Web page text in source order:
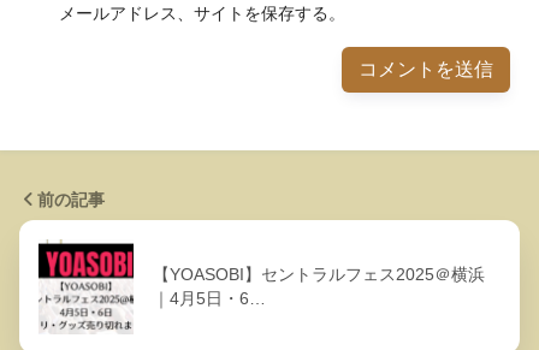
メールアドレス、サイトを保存する。
前の記事
【YOASOBI】セントラルフェス2025＠横浜
｜4月5日・6…